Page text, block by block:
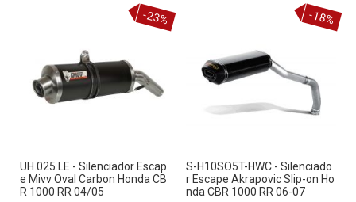
UH.025.LE - Silenciador Escap
e Mivv Oval Carbon Honda CB
R 1000 RR 04/05
-23%
S-H10SO5T-HWC - Silenciado
r Escape Akrapovic Slip-on Ho
nda CBR 1000 RR 06-07
-18%